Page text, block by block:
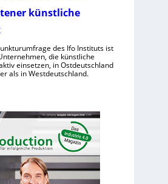
künstliche
des Ifo Instituts ist
die künstliche
einsetzen, in Ostdeutschland
als in Westdeutschland.